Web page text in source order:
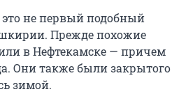
это не первый подобный
Прежде похожие
в Нефтекамске — причем
Они также были закрытого
зимой.